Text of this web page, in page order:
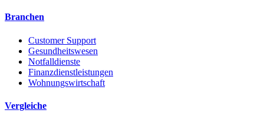
Branchen
Customer Support
Gesundheitswesen
Notfalldienste
Finanzdienstleistungen
Wohnungswirtschaft
Vergleiche